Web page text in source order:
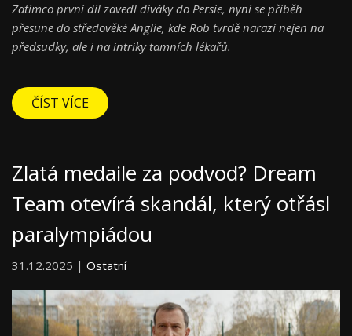
Zatímco první díl zavedl diváky do Persie, nyní se příběh
přesune do středověké Anglie, kde Rob tvrdě narazí nejen na
předsudky, ale i na intriky tamních lékařů.
ČÍST VÍCE
Zlatá medaile za podvod? Dream
Team otevírá skandál, který otřásl
paralympiádou
31.12.2025 | Ostatní